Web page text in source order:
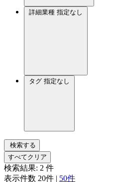
詳細業種 指定なし
タグ 指定なし
検索する
すべてクリア
検索結果: 2 件
表示件数 20件 | 50件